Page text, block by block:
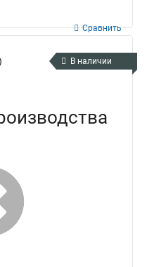
Сравнить
В наличии